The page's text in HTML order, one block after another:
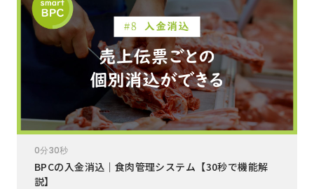
0分30秒
BPCの入金消込｜食肉管理システム【30秒で機能解
説】